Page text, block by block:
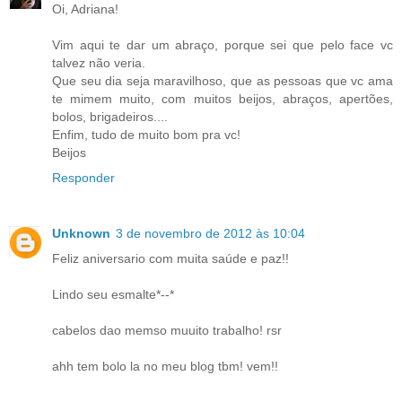
Oi, Adriana!
Vim aqui te dar um abraço, porque sei que pelo face vc
talvez não veria.
Que seu dia seja maravilhoso, que as pessoas que vc ama
te mimem muito, com muitos beijos, abraços, apertões,
bolos, brigadeiros....
Enfim, tudo de muito bom pra vc!
Beijos
Responder
Unknown 3 de novembro de 2012 às 10:04
Feliz aniversario com muita saúde e paz!!
Lindo seu esmalte*--*
cabelos dao memso muuito trabalho! rsr
ahh tem bolo la no meu blog tbm! vem!!